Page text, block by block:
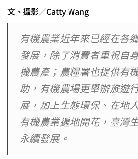
文、攝影／Catty Wang
有機農業近年來已經在各
發展，除了消費者重視自
機農產；農糧署也提供有
助，有機農場更舉辦旅遊
展，加上生態環保、在地
有機農業遍地開花，臺灣
永續發展。